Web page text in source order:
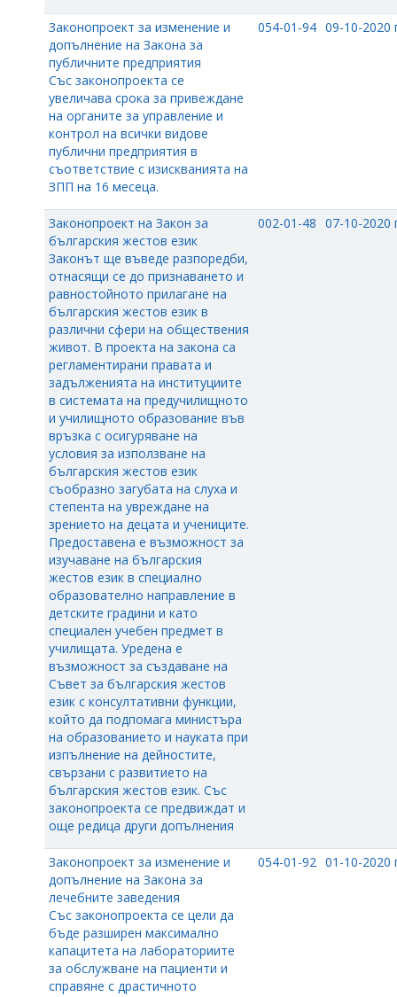
Законопроект за изменение и
допълнение на Закона за
публичните предприятия
Със законопроекта се
увеличава срока за привеждане
на органите за управление и
контрол на всички видове
публични предприятия в
съответствие с изискванията на
ЗПП на 16 месеца.
054-01-94 09-10-2020
Законопроект на Закон за
българския жестов език
Законът ще въведе разпоредби,
отнасящи се до признаването и
равностойното прилагане на
българския жестов език в
различни сфери на обществения
живот. В проекта на закона са
регламентирани правата и
задълженията на институциите
в системата на предучилищното
и училищното образование във
връзка с осигуряване на
условия за използване на
българския жестов език
съобразно загубата на слуха и
степента на увреждане на
зрението на децата и учениците.
Предоставена е възможност за
изучаване на българския
жестов език в специално
образователно направление в
детските градини и като
специален учебен предмет в
училищата. Уредена е
възможност за създаване на
Съвет за българския жестов
език с консултативни функции,
който да подпомага министъра
на образованието и науката при
изпълнение на дейностите,
свързани с развитието на
българския жестов език. Със
законопроекта се предвиждат и
още редица други допълнения
002-01-48 07-10-2020
Законопроект за изменение и
допълнение на Закона за
лечебните заведения
Със законопроекта се цели да
бъде разширен максимално
капацитета на лабораториите
за обслужване на пациенти и
справяне с драстичното
054-01-92 01-10-2020